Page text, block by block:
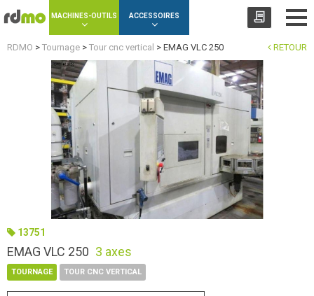
MACHINES-OUTILS ACCESSOIRES
RETOUR
RDMO > Tournage > Tour cnc vertical > EMAG VLC 250
13751
EMAG VLC 250 3 axes
TOURNAGE TOUR CNC VERTICAL